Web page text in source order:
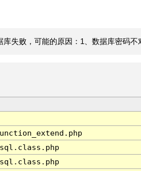
失败，可能的原因：1、数据库密码不